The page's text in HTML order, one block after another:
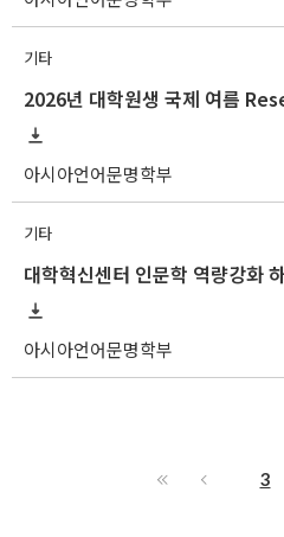
기타
아시아언어문명학부
기타
대학혁신센터 인문학 역량강화
아시아언어문명학부
3